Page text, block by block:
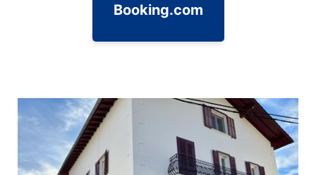
Booking.com